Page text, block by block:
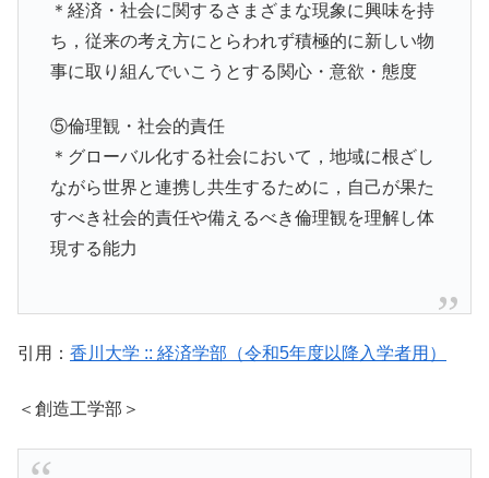
＊経済・社会に関するさまざまな現象に興味を持
ち，従来の考え方にとらわれず積極的に新しい物
事に取り組んでいこうとする関心・意欲・態度
⑤倫理観・社会的責任
＊グローバル化する社会において，地域に根ざし
ながら世界と連携し共生するために，自己が果た
すべき社会的責任や備えるべき倫理観を理解し体
現する能力
引用： 香川大学 :: 経済学部（令和5年度以降入学者用）
＜創造工学部＞